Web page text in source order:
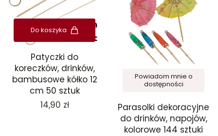
Do koszyka
Patyczki do
koreczków, drinków,
bambusowe kółko 12
cm 50 sztuk
Cena
14,90 zł
Powiadom mnie o
dostępności
Parasolki dekoracyjne
do drinków, napojów,
kolorowe 144 sztuki